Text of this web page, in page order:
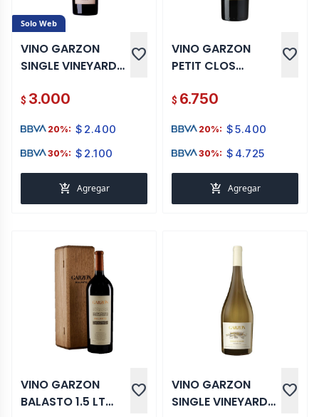
Solo Web
VINO GARZON
SINGLE VINEYARD
1.5 LT
favorite
$ 3.000
20%: $ 2.400
30%: $ 2.100
add_shopping_cart Agregar
VINO GARZON
PETIT CLOS
MAGNUM 1.5 LT
favorite
$ 6.750
20%: $5.400
30%: $ 4.725
add_shopping_cart Agregar
VINO GARZON
BALASTO 1.5 LT
favorite
VINO GARZON
SINGLE VINEYARD
favorite